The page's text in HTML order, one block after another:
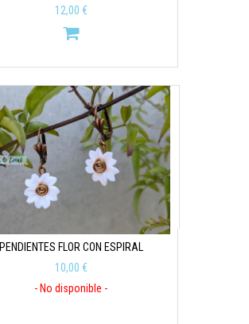
12,00 €
PENDIENTES FLOR CON ESPIRAL
10,00 €
- No disponible -